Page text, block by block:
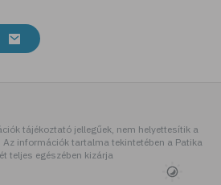
tájékoztató jellegűek, nem helyettesítik a
információk tartalma tekintetében a Patika
teljes egészében kizárja